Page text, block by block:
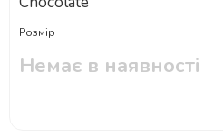
Розмір
Немає в наявності